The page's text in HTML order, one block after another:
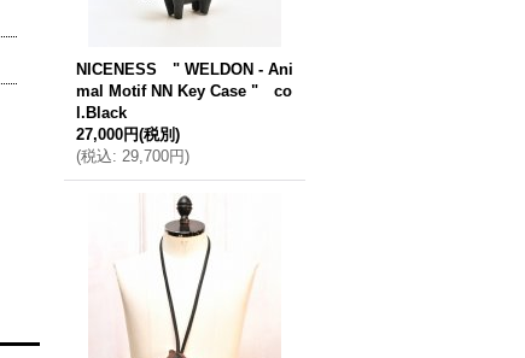
NICENESS " WELDON - Ani
mal Motif NN Key Case " co
l.Black
27,000円(税別)
(税込: 29,700円)